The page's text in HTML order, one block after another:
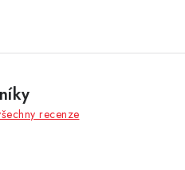
recenze